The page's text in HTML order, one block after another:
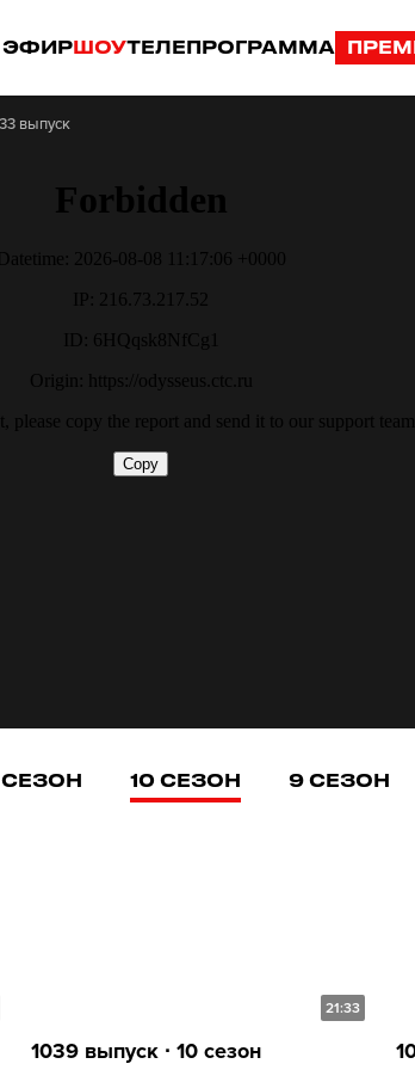
ЭФИРШОУТЕЛЕПРОГРАММА
выпуск
СЕЗОН 10 СЕЗОН 9 СЕЗОН
21:33
1039 выпуск ∙ 10 сезон